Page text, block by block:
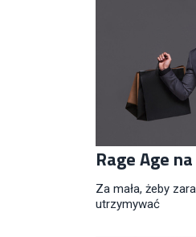
Rage Age
Za mała, żeby
utrzymywać